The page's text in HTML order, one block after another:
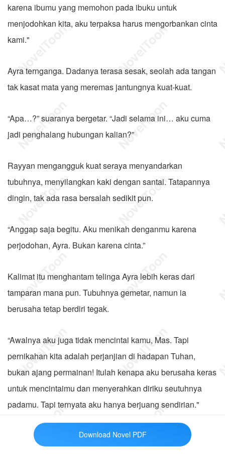
karena ibumu yang memohon pada ibuku untuk
menjodohkan kita, aku terpaksa harus mengorbankan cinta
kami."
Ayra ternganga. Dadanya terasa sesak, seolah ada tangan
tak kasat mata yang meremas jantungnya kuat-kuat.
“Apa…?” suaranya bergetar. “Jadi selama ini… aku cuma
jadi penghalang hubungan kalian?”
Rayyan mengangguk kuat seraya menyandarkan
tubuhnya, menyilangkan kaki dengan santai. Tatapannya
dingin, tak ada rasa bersalah sedikit pun.
“Anggap saja begitu. Aku menikah denganmu karena
perjodohan, Ayra. Bukan karena cinta.”
Kalimat itu menghantam telinga Ayra lebih keras dari
tamparan mana pun. Tubuhnya gemetar, namun ia
berusaha tetap berdiri tegak.
“Awalnya aku juga tidak mencintai kamu, Mas. Tapi
pernikahan kita adalah perjanjian di hadapan Tuhan,
bukan ajang permainan! Itulah kenapa aku berusaha keras
untuk mencintaimu dan menyerahkan diriku seutuhnya
padamu. Tapi ternyata aku hanya berjuang sendirian."
Ucapnya lirih, nyaris seperti berbisik.
Download Novel PDF